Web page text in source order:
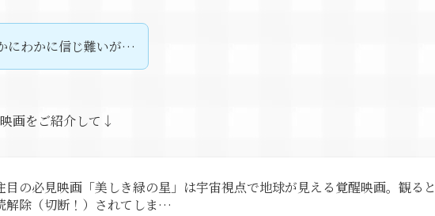
にわかに信じ難いが…
画をご紹介して↓
目の必見映画「美しき緑の星」は宇宙視点で地球が見える覚醒映画。観ると
解除（切断！）されてしま…